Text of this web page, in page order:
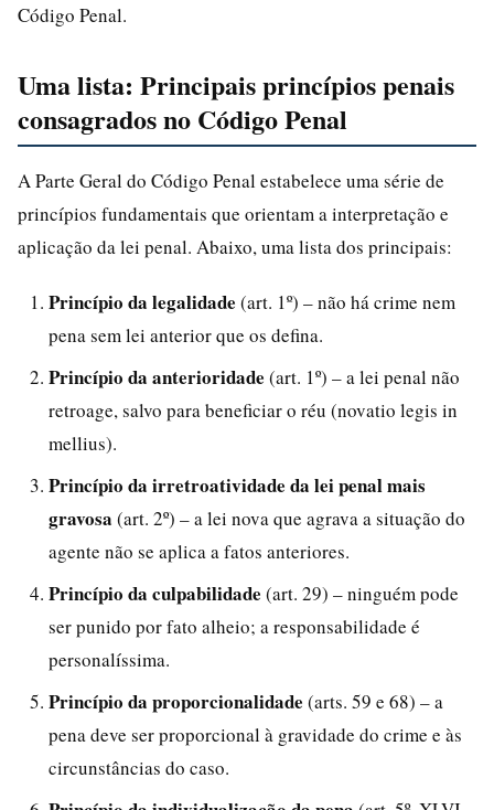
Código Penal.
Uma lista: Principais princípios penais
consagrados no Código Penal
A Parte Geral do Código Penal estabelece uma série de
princípios fundamentais que orientam a interpretação e
aplicação da lei penal. Abaixo, uma lista dos principais:
Princípio da legalidade (art. 1º) – não há crime nem
pena sem lei anterior que os defina.
Princípio da anterioridade (art. 1º) – a lei penal não
retroage, salvo para beneficiar o réu (novatio legis in
mellius).
Princípio da irretroatividade da lei penal mais
gravosa (art. 2º) – a lei nova que agrava a situação do
agente não se aplica a fatos anteriores.
Princípio da culpabilidade (art. 29) – ninguém pode
ser punido por fato alheio; a responsabilidade é
personalíssima.
Princípio da proporcionalidade (arts. 59 e 68) – a
pena deve ser proporcional à gravidade do crime e às
circunstâncias do caso.